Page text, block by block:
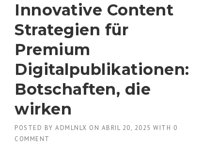
Innovative Content
Strategien für
Premium
Digitalpublikationen:
Botschaften, die
wirken
POSTED BY ADMLNLX ON ABRIL 20, 2025 WITH 0
COMMENT